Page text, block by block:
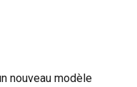
nouveau modèle